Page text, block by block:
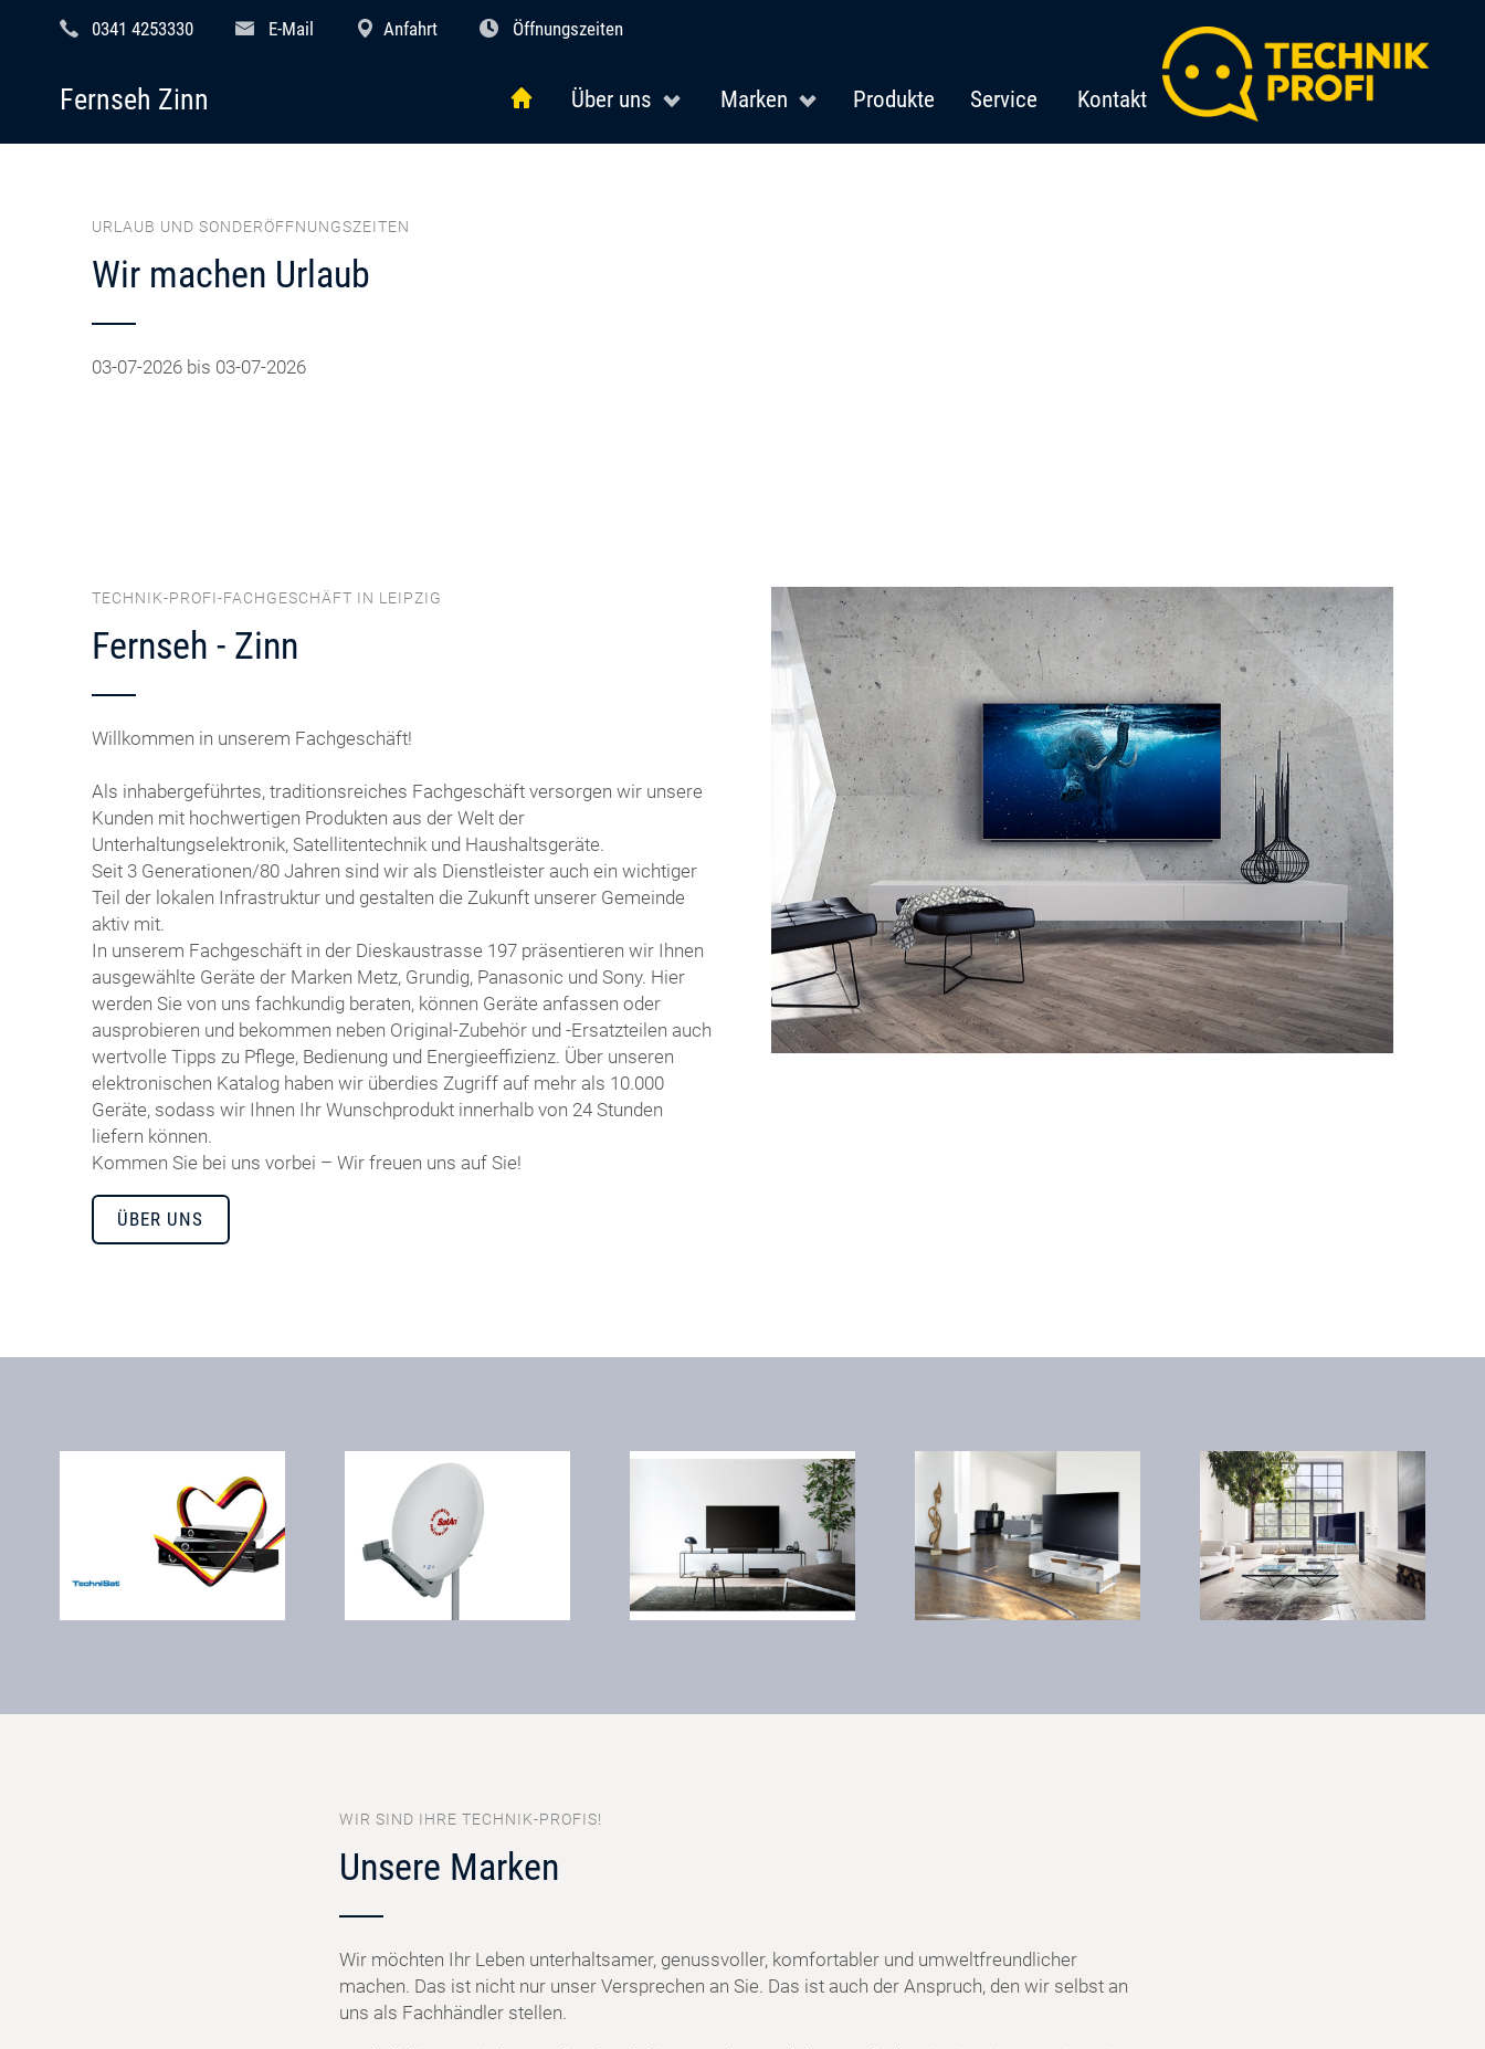
0341 4253330 E-Mail Anfahrt Öffnungszeiten
Über uns Marken Produkte Service Kontakt
Fernseh Zinn
URLAUB UND SONDERÖFFNUNGSZEITEN
Wir machen Urlaub
03-07-2026 bis 03-07-2026
TECHNIK-PROFI-FACHGESCHÄFT IN LEIPZIG
Fernseh - Zinn
Willkommen in unserem Fachgeschäft!
Als inhabergeführtes, traditionsreiches Fachgeschäft versorgen wir unsere
Kunden mit hochwertigen Produkten aus der Welt der
Unterhaltungselektronik, Satellitentechnik und Haushaltsgeräte.
Seit 3 Generationen/80 Jahren sind wir als Dienstleister auch ein wichtiger
Teil der lokalen Infrastruktur und gestalten die Zukunft unserer Gemeinde
aktiv mit.
In unserem Fachgeschäft in der Dieskaustrasse 197 präsentieren wir Ihnen
ausgewählte Geräte der Marken Metz, Grundig, Panasonic und Sony. Hier
werden Sie von uns fachkundig beraten, können Geräte anfassen oder
ausprobieren und bekommen neben Original-Zubehör und -Ersatzteilen auch
wertvolle Tipps zu Pflege, Bedienung und Energieeffizienz. Über unseren
elektronischen Katalog haben wir überdies Zugriff auf mehr als 10.000
Geräte, sodass wir Ihnen Ihr Wunschprodukt innerhalb von 24 Stunden
liefern können.
Kommen Sie bei uns vorbei – Wir freuen uns auf Sie!
ÜBER UNS
WIR SIND IHRE TECHNIK-PROFIS!
Unsere Marken
Wir möchten Ihr Leben unterhaltsamer, genussvoller, komfortabler und umweltfreundlicher
machen. Das ist nicht nur unser Versprechen an Sie. Das ist auch der Anspruch, den wir selbst an
uns als Fachhändler stellen.